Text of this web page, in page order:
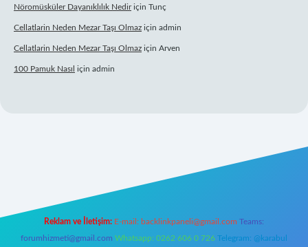
Nöromüsküler Dayanıklılık Nediriçin Tunç
Cellatlarin Neden Mezar Taşı Olmaz için admin
Cellatlarin Neden Mezar Taşı Olmaz için Arven
100 Pamuk Nasıl için admin
Reklam ve İletişim: E-mail: backlinkpaneli@gmail.com Teams:
forumhizmeti@gmail.com Whatsapp: 0262 606 0 726 Telegram: @karabul